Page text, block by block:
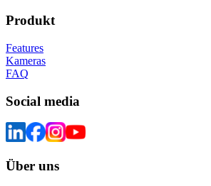
Produkt
Features
Kameras
FAQ
Social media
Über uns